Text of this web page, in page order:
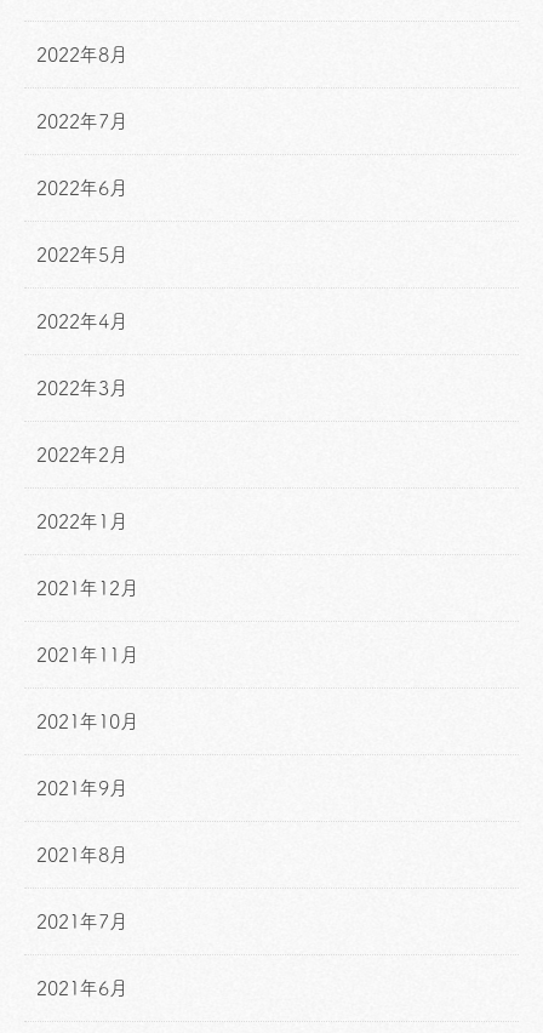
2022年8月
2022年7月
2022年6月
2022年5月
2022年4月
2022年3月
2022年2月
2022年1月
2021年12月
2021年11月
2021年10月
2021年9月
2021年8月
2021年7月
2021年6月